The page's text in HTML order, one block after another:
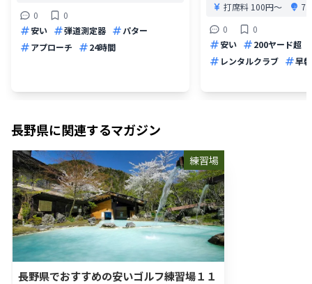
0
0
安い
弾道測定器
パター
アプローチ
24時間
打席料 100円〜
0
0
安い
200ヤード超
レンタルクラブ
早朝
長野県に関連するマガジン
練習場
長野県でおすすめの安いゴルフ練習場１１